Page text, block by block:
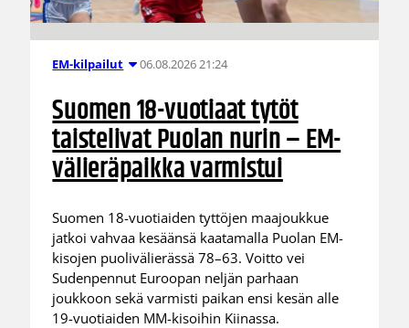
EM-kilpailut 06.08.2026 21:24
Suomen 18-vuotiaat tytöt
taistelivat Puolan nurin – EM-
välieräpaikka varmistui
Suomen 18-vuotiaiden tyttöjen maajoukkue
jatkoi vahvaa kesäänsä kaatamalla Puolan EM-
kisojen puolivälierässä 78–63. Voitto vei
Sudenpennut Euroopan neljän parhaan
joukkoon sekä varmisti paikan ensi kesän alle
19-vuotiaiden MM-kisoihin Kiinassa.